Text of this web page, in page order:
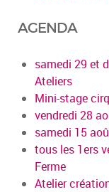
AGENDA
samedi 29 et
Ateliers
Mini-stage
vendredi 28
samedi 15
tous les 1ers
Ferme
Atelier